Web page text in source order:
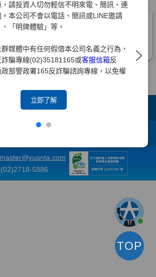
請投資人切勿輕信不明來電、簡訊、連
本公司不會以電話、簡訊或LINE邀請
、「明牌體驗」等。
媒體中有任何假借本公司名義之行為，
騙專線(02)35181165或客服信箱反
政部警政署165反詐騙諮詢專線，以免權
立即了解
5886
TOP